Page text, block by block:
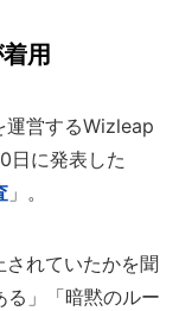
用
運営するWizleap
日に発表した
」。
れていたかを聞
る」「暗黙のルー